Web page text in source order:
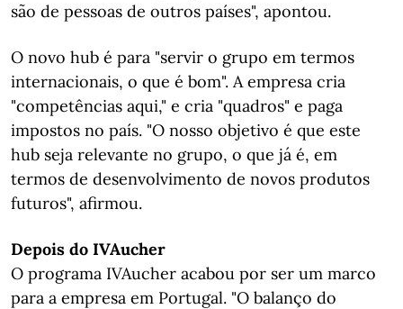
são de pessoas de outros países", apontou.
O novo hub é para "servir o grupo em termos
internacionais, o que é bom". A empresa cria
"competências aqui," e cria "quadros" e paga
impostos no país. "O nosso objetivo é que este
hub seja relevante no grupo, o que já é, em
termos de desenvolvimento de novos produtos
futuros", afirmou.
Depois do IVAucher
O programa IVAucher acabou por ser um marco
para a empresa em Portugal. "O balanço do